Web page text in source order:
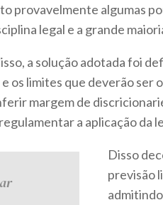
provavelmente algumas
legal e a grande
a solução adotada foi
os limites que deverão ser
margem de
a aplicação da
Disso
previsão
admitindo